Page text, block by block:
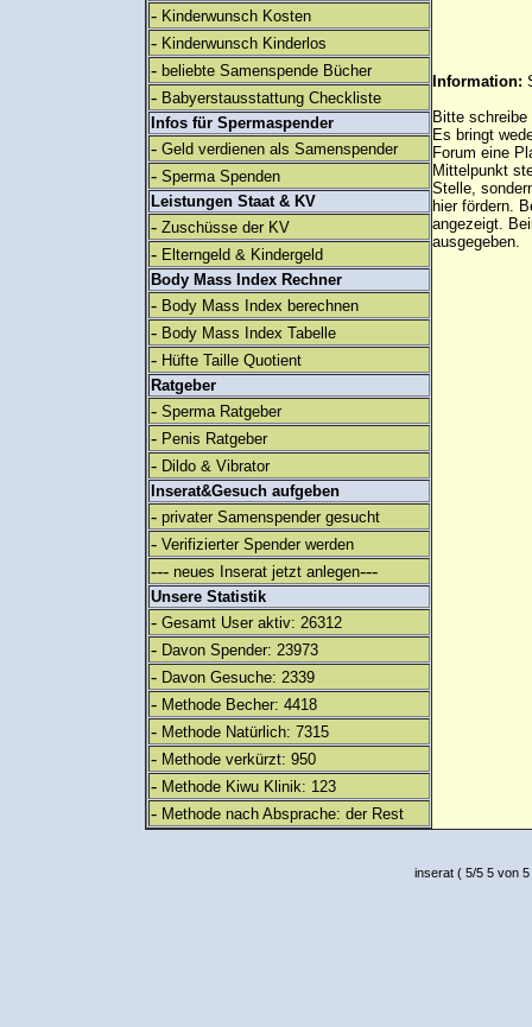
- Kinderwunsch Kosten
- Kinderwunsch Kinderlos
- beliebte Samenspende Bücher
- Babyerstausstattung Checkliste
Infos für Spermaspender
- Geld verdienen als Samenspender
- Sperma Spenden
Leistungen Staat & KV
- Zuschüsse der KV
- Elterngeld & Kindergeld
Body Mass Index Rechner
- Body Mass Index berechnen
- Body Mass Index Tabelle
- Hüfte Taille Quotient
Ratgeber
- Sperma Ratgeber
- Penis Ratgeber
- Dildo & Vibrator
Inserat&Gesuch aufgeben
- privater Samenspender gesucht
- Verifizierter Spender werden
--- neues Inserat jetzt anlegen---
Unsere Statistik
- Gesamt User aktiv: 26312
- Davon Spender: 23973
- Davon Gesuche: 2339
- Methode Becher: 4418
- Methode Natürlich: 7315
- Methode verkürzt: 950
- Methode Kiwu Klinik: 123
- Methode nach Absprache: der Rest
Information:
Bitte
Es bringt
Forum eine
Mittelpunkt
Stelle,
hier fördern.
angezeigt.
ausgegeben.
inserat( 5/5 5 von 5